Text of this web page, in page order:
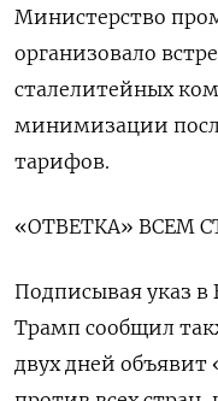
Министерство
организовало
сталелитейных
минимизации
тарифов.
«ОТВЕТКА» ВСЕМ
Подписывая указ в
Трамп сообщил
двух дней